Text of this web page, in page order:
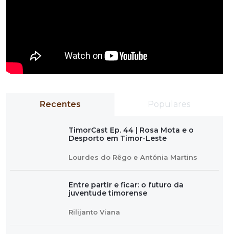
Recentes Populares
TimorCast Ep. 44 | Rosa Mota e o
Desporto em Timor-Leste
Lourdes do Rêgo e Antónia Martins
Entre partir e ficar: o futuro da
juventude timorense
Rilijanto Viana